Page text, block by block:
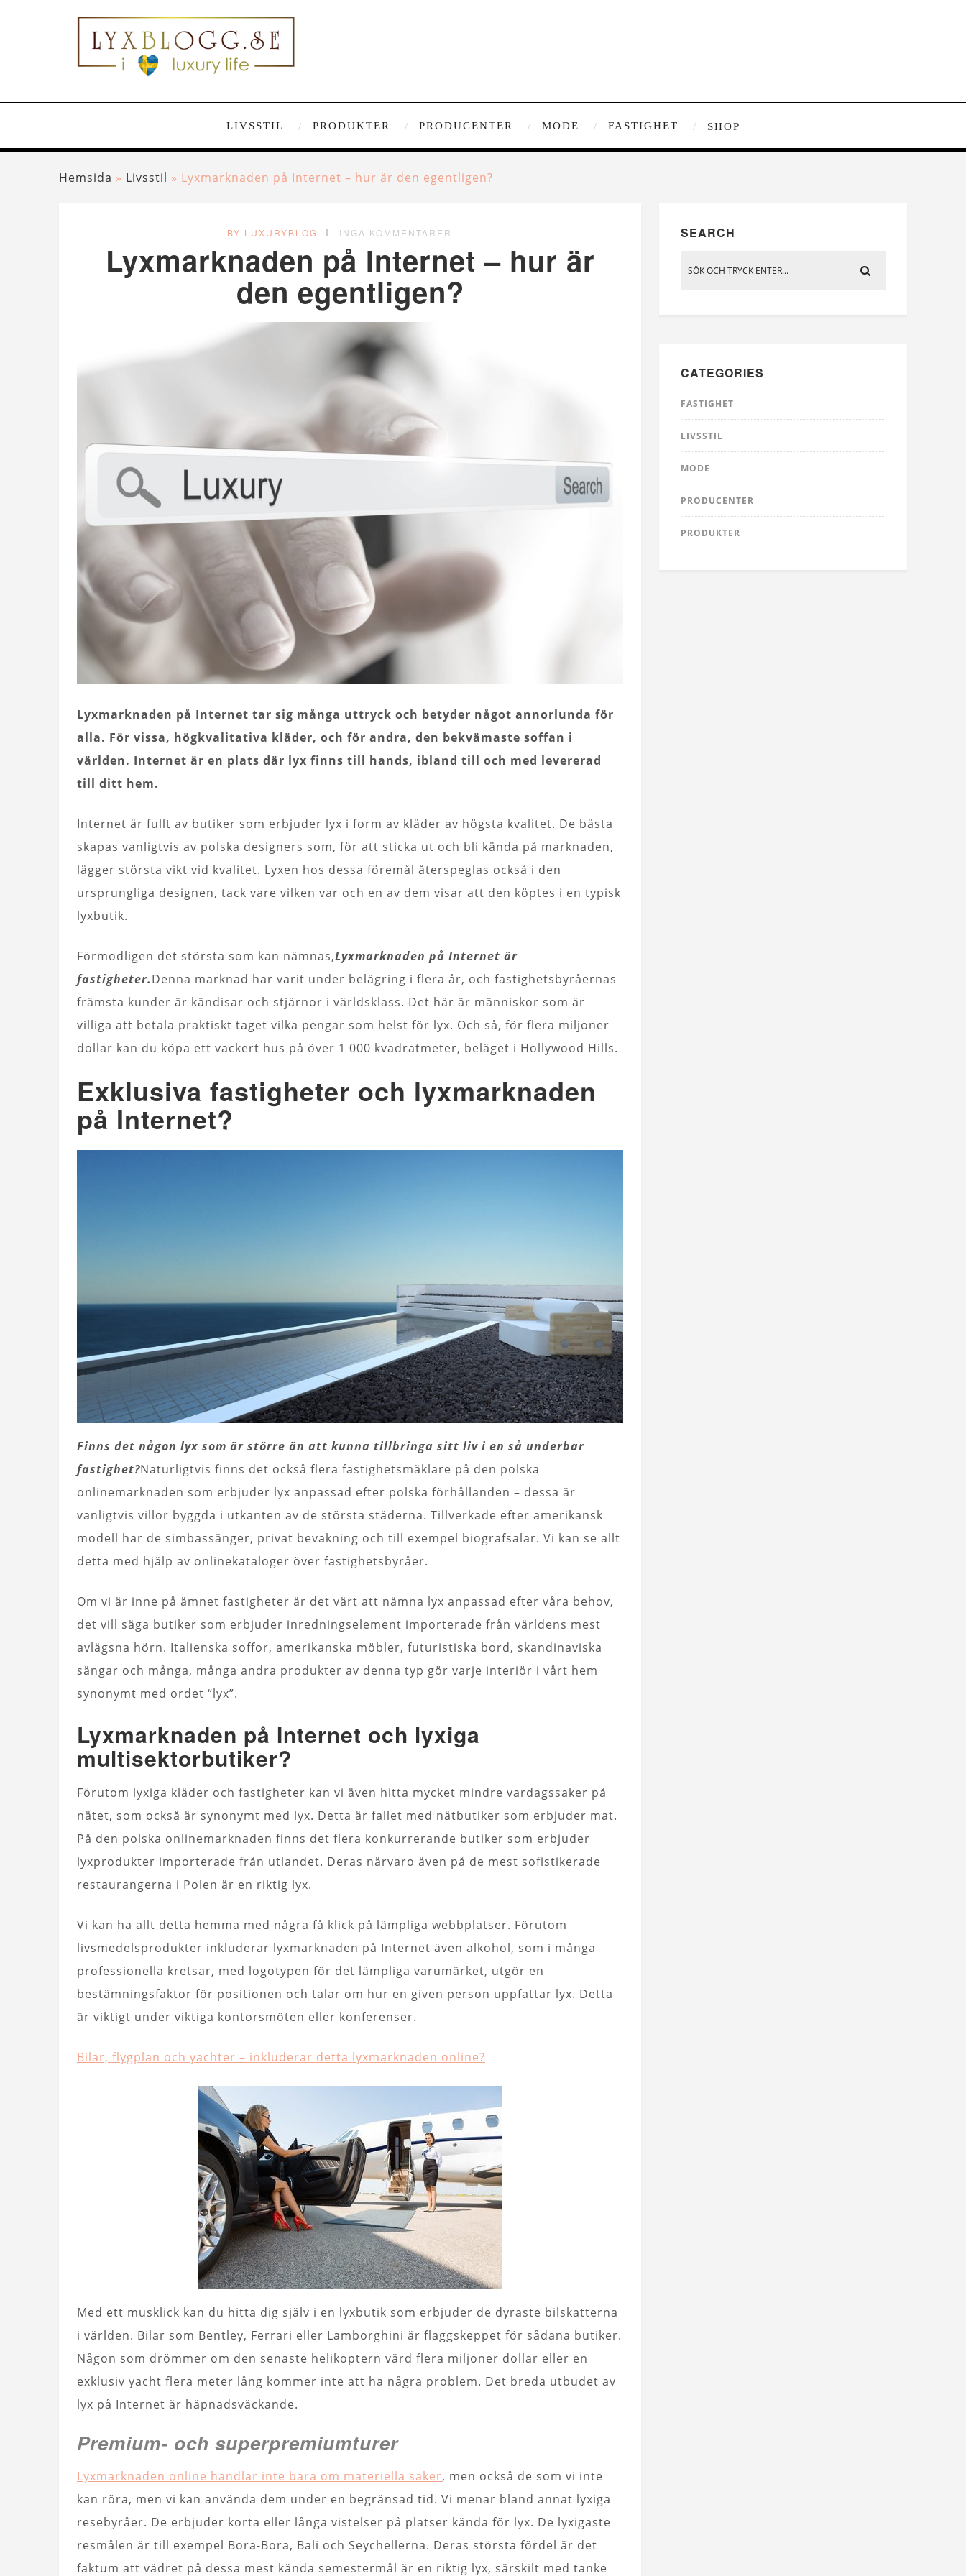
LIVSSTIL PRODUKTER PRODUCENTER MODE FASTIGHET SHOP
Hemsida » Livsstil » Lyxmarknaden på Internet – hur är den egentligen?
BY LUXURYBLOG INGA KOMMENTARER
Lyxmarknaden på Internet – hur är
den egentligen?
Lyxmarknaden på Internet tar sig många uttryck och betyder något annorlunda för
alla. För vissa, högkvalitativa kläder, och för andra, den bekvämaste soffan i
världen. Internet är en plats där lyx finns till hands, ibland till och med levererad
till ditt hem.
Internet är fullt av butiker som erbjuder lyx i form av kläder av högsta kvalitet. De bästa
skapas vanligtvis av polska designers som, för att sticka ut och bli kända på marknaden,
lägger största vikt vid kvalitet. Lyxen hos dessa föremål återspeglas också i den
ursprungliga designen, tack vare vilken var och en av dem visar att den köptes i en typisk
lyxbutik.
Förmodligen det största som kan nämnas,Lyxmarknaden på Internet är
fastigheter.Denna marknad har varit under belägring i flera år, och fastighetsbyråernas
främsta kunder är kändisar och stjärnor i världsklass. Det här är människor som är
villiga att betala praktiskt taget vilka pengar som helst för lyx. Och så, för flera miljoner
dollar kan du köpa ett vackert hus på över 1 000 kvadratmeter, beläget i Hollywood Hills.
Exklusiva fastigheter och lyxmarknaden
på Internet?
Finns det någon lyx som är större än att kunna tillbringa sitt liv i en så underbar
fastighet?Naturligtvis finns det också flera fastighetsmäklare på den polska
onlinemarknaden som erbjuder lyx anpassad efter polska förhållanden – dessa är
vanligtvis villor byggda i utkanten av de största städerna. Tillverkade efter amerikansk
modell har de simbassänger, privat bevakning och till exempel biografsalar. Vi kan se allt
detta med hjälp av onlinekataloger över fastighetsbyråer.
Om vi ​​är inne på ämnet fastigheter är det värt att nämna lyx anpassad efter våra behov,
det vill säga butiker som erbjuder inredningselement importerade från världens mest
avlägsna hörn. Italienska soffor, amerikanska möbler, futuristiska bord, skandinaviska
sängar och många, många andra produkter av denna typ gör varje interiör i vårt hem
synonymt med ordet “lyx”.
Lyxmarknaden på Internet och lyxiga
multisektorbutiker?
Förutom lyxiga kläder och fastigheter kan vi även hitta mycket mindre vardagssaker på
nätet, som också är synonymt med lyx. Detta är fallet med nätbutiker som erbjuder mat.
På den polska onlinemarknaden finns det flera konkurrerande butiker som erbjuder
lyxprodukter importerade från utlandet. Deras närvaro även på de mest sofistikerade
restaurangerna i Polen är en riktig lyx.
Vi kan ha allt detta hemma med några få klick på lämpliga webbplatser. Förutom
livsmedelsprodukter inkluderar lyxmarknaden på Internet även alkohol, som i många
professionella kretsar, med logotypen för det lämpliga varumärket, utgör en
bestämningsfaktor för positionen och talar om hur en given person uppfattar lyx. Detta
är viktigt under viktiga kontorsmöten eller konferenser.
Bilar, flygplan och yachter – inkluderar detta lyxmarknaden online?
Med ett musklick kan du hitta dig själv i en lyxbutik som erbjuder de dyraste bilskatterna
i världen. Bilar som Bentley, Ferrari eller Lamborghini är flaggskeppet för sådana butiker.
Någon som drömmer om den senaste helikoptern värd flera miljoner dollar eller en
exklusiv yacht flera meter lång kommer inte att ha några problem. Det breda utbudet av
lyx på Internet är häpnadsväckande.
Premium- och superpremiumturer
Lyxmarknaden online handlar inte bara om materiella saker, men också de som vi inte
kan röra, men vi kan använda dem under en begränsad tid. Vi menar bland annat lyxiga
resebyråer. De erbjuder korta eller långa vistelser på platser kända för lyx. De lyxigaste
resmålen är till exempel Bora-Bora, Bali och Seychellerna. Deras största fördel är det
faktum att vädret på dessa mest kända semestermål är en riktig lyx, särskilt med tanke
SEARCH
CATEGORIES
FASTIGHET
LIVSSTIL
MODE
PRODUCENTER
PRODUKTER